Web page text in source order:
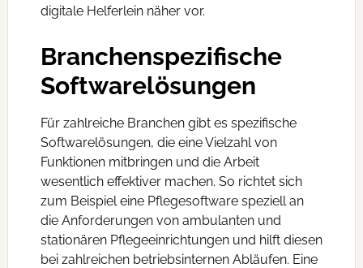
digitale Helferlein näher vor.
Branchenspezifische
Softwarelösungen
Für zahlreiche Branchen gibt es spezifische
Softwarelösungen, die eine Vielzahl von
Funktionen mitbringen und die Arbeit
wesentlich effektiver machen. So richtet sich
zum Beispiel eine Pflegesoftware speziell an
die Anforderungen von ambulanten und
stationären Pflegeeinrichtungen und hilft diesen
bei zahlreichen betriebsinternen Abläufen. Eine